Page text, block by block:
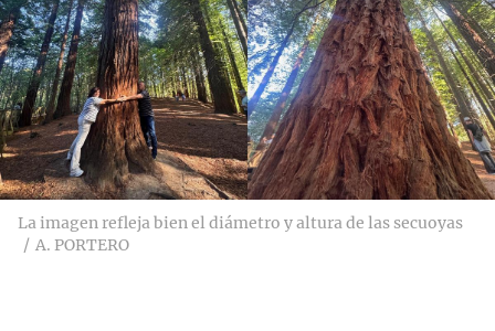
La imagen refleja bien el diámetro y altura de las secuoyas
A. PORTERO